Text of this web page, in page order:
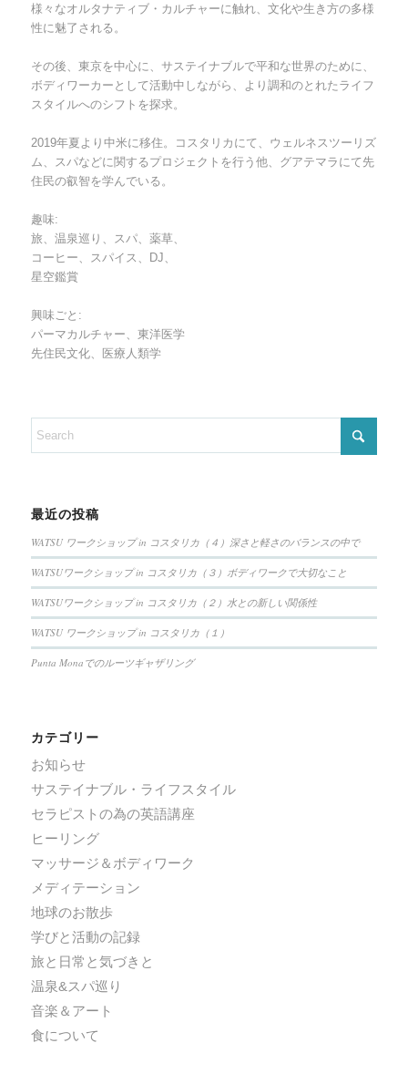
様々なオルタナティブ・カルチャーに触れ、文化や生き方の多様
性に魅了される。
その後、東京を中心に、サステイナブルで平和な世界のために、
ボディワーカーとして活動中しながら、より調和のとれたライフ
スタイルへのシフトを探求。
2019年夏より中米に移住。コスタリカにて、ウェルネスツーリズ
ム、スパなどに関するプロジェクトを行う他、グアテマラにて先
住民の叡智を学んでいる。
趣味:
旅、温泉巡り、スパ、薬草、
コーヒー、スパイス、DJ、
星空鑑賞
興味ごと:
パーマカルチャー、東洋医学
先住民文化、医療人類学
最近の投稿
WATSU ワークショップ in コスタリカ（４）深さと軽さのバランスの中で
WATSUワークショップ in コスタリカ（３）ボディワークで大切なこと
WATSUワークショップ in コスタリカ（２）水との新しい関係性
WATSU ワークショップ in コスタリカ（１）
Punta Monaでのルーツギャザリング
カテゴリー
お知らせ
サステイナブル・ライフスタイル
セラピストの為の英語講座
ヒーリング
マッサージ＆ボディワーク
メディテーション
地球のお散歩
学びと活動の記録
旅と日常と気づきと
温泉&スパ巡り
音楽＆アート
食について